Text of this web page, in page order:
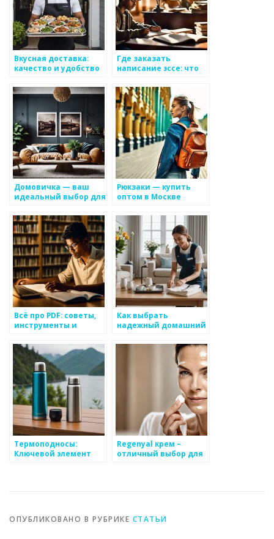
Вкусная доставка:
качество и удобство
Где заказать
написание эссе: что
Домовичка — ваш
идеальный выбор для
Рюкзаки — купить
оптом в Москве
Всё про PDF: советы,
инструменты и
комплексного ресурса
onepdf.ru
Как выбрать
надежный домашний
КА «Домашний круг»
Термоподносы:
Ключевой элемент
Regenyal крем –
отличный выбор для
ОПУБЛИКОВАНО В РУБРИКЕ СТАТЬИ